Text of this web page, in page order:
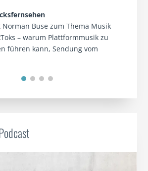
Norman Buse zum Thema Musik
– warum Plattformmusik zu
führen kann, Sendung vom